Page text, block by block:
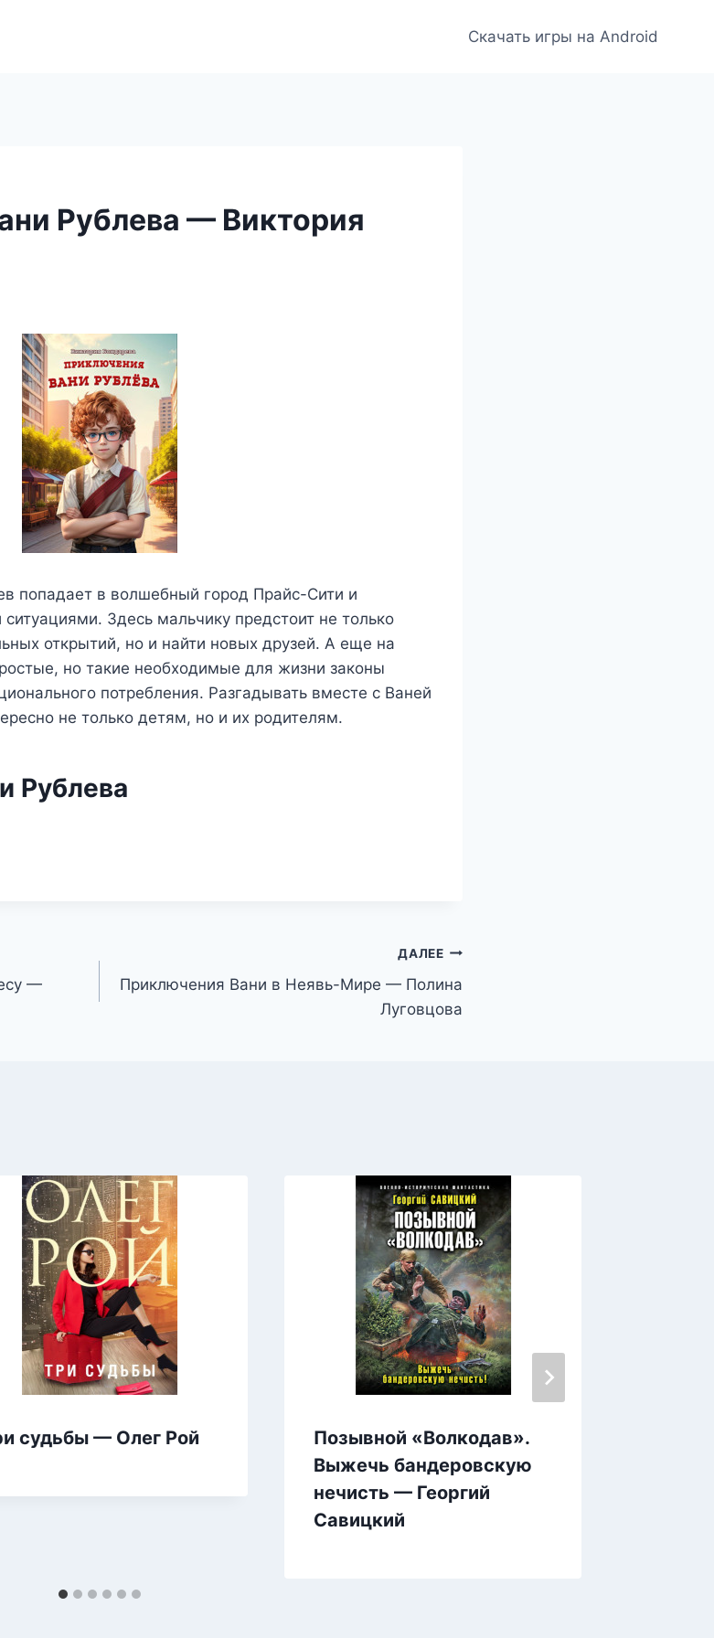
Скачать игры на Android
Рублева — Виктория
попадает в волшебный город Прайс-Сити и
Здесь мальчику предстоит не только
открытий, но и найти новых друзей. А еще на
но такие необходимые для жизни законы
потребления. Разгадывать вместе с Ваней
не только детям, но и их родителям.
Рублева
—
ДАЛЕЕ
Приключения Вани в Неявь-Мире — Полина
Луговцова
судьбы — Олег Рой
Позывной «Волкодав».
Выжечь бандеровскую
нечисть — Георгий
Савицкий